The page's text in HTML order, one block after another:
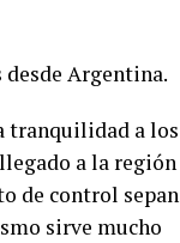
Argentina.
tranquilidad a los
a la región
de control sepan
sirve mucho